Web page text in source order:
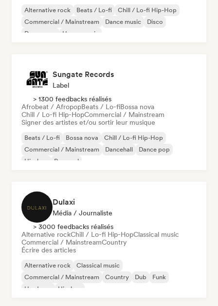
Alternative rock Beats / Lo-fi
Chill / Lo-fi Hip-Hop
Commercial / Mainstream
Dance music
Disco
Dream pop
House music
Sungate Records
Label
> 1300 feedbacks réalisés
Afrobeat / AfropopBeats / Lo-fiBossa nova
Chill / Lo-fi Hip-HopCommercial / Mainstream
Signer des artistes et/ou sortir leur musique
Beats / Lo-fi Bossa nova
Chill / Lo-fi Hip-Hop
Commercial / Mainstream
Dancehall
Dance pop
Hip-hop
Pop soul
Dulaxi
Média / Journaliste
> 3000 feedbacks réalisés
Alternative rockChill / Lo-fi Hip-HopClassical music
Commercial / MainstreamCountry
Écrire des articles
Alternative rock
Classical music
Commercial / Mainstream
Country Dub
Funk
Hardcore
Hip-hop